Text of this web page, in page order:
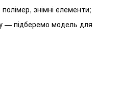
знімні елементи;
— підберемо модель для